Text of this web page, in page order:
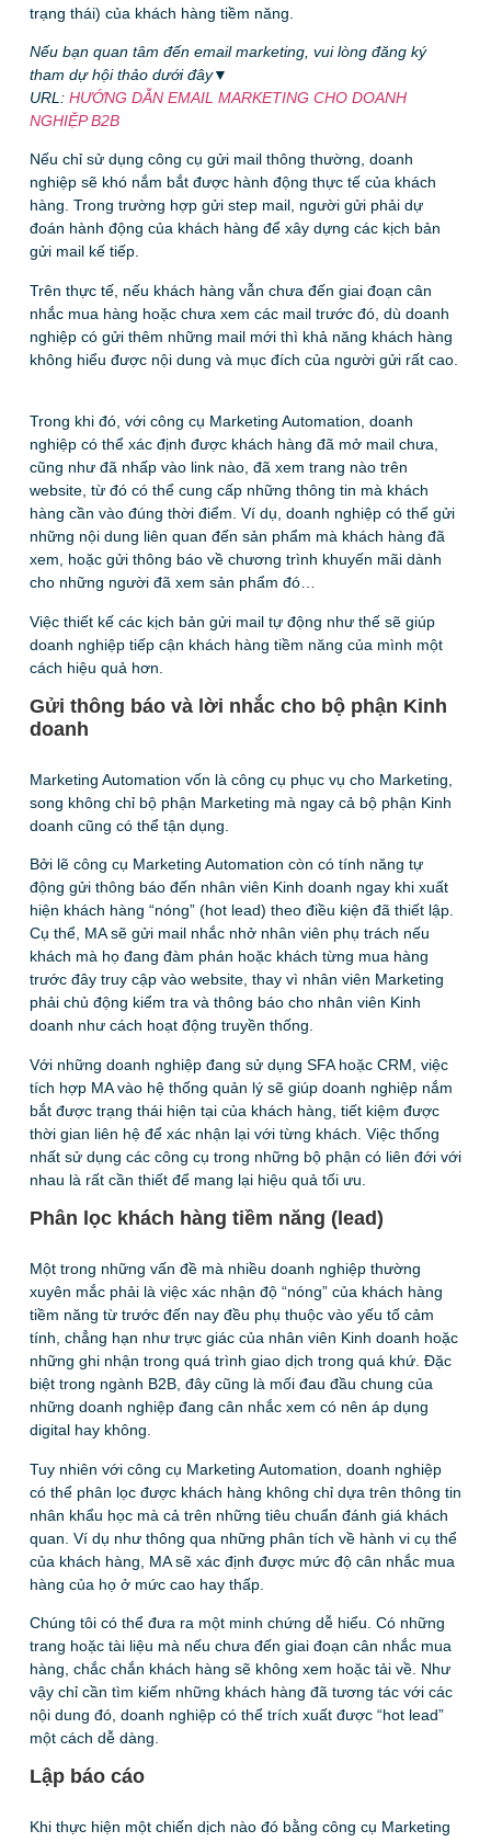
trạng thái) của khách hàng tiềm năng.
Nếu bạn quan tâm đến email marketing, vui lòng đăng ký
tham dự hội thảo dưới đây▼
URL: HƯỚNG DẪN EMAIL MARKETING CHO DOANH
NGHIỆP B2B
Nếu chỉ sử dụng công cụ gửi mail thông thường, doanh
nghiệp sẽ khó nắm bắt được hành động thực tế của khách
hàng. Trong trường hợp gửi step mail, người gửi phải dự
đoán hành động của khách hàng để xây dựng các kịch bản
gửi mail kế tiếp.
Trên thực tế, nếu khách hàng vẫn chưa đến giai đoạn cân
nhắc mua hàng hoặc chưa xem các mail trước đó, dù doanh
nghiệp có gửi thêm những mail mới thì khả năng khách hàng
không hiểu được nội dung và mục đích của người gửi rất cao.
Trong khi đó, với công cụ Marketing Automation, doanh
nghiệp có thể xác định được khách hàng đã mở mail chưa,
cũng như đã nhấp vào link nào, đã xem trang nào trên
website, từ đó có thể cung cấp những thông tin mà khách
hàng cần vào đúng thời điểm. Ví dụ, doanh nghiệp có thể gửi
những nội dung liên quan đến sản phẩm mà khách hàng đã
xem, hoặc gửi thông báo về chương trình khuyến mãi dành
cho những người đã xem sản phẩm đó…
Việc thiết kế các kịch bản gửi mail tự động như thế sẽ giúp
doanh nghiệp tiếp cận khách hàng tiềm năng của mình một
cách hiệu quả hơn.
Gửi thông báo và lời nhắc cho bộ phận Kinh
doanh
Marketing Automation vốn là công cụ phục vụ cho Marketing,
song không chỉ bộ phận Marketing mà ngay cả bộ phận Kinh
doanh cũng có thể tận dụng.
Bởi lẽ công cụ Marketing Automation còn có tính năng tự
động gửi thông báo đến nhân viên Kinh doanh ngay khi xuất
hiện khách hàng “nóng” (hot lead) theo điều kiện đã thiết lập.
Cụ thể, MA sẽ gửi mail nhắc nhở nhân viên phụ trách nếu
khách mà họ đang đàm phán hoặc khách từng mua hàng
trước đây truy cập vào website, thay vì nhân viên Marketing
phải chủ động kiểm tra và thông báo cho nhân viên Kinh
doanh như cách hoạt động truyền thống.
Với những doanh nghiệp đang sử dụng SFA hoặc CRM, việc
tích hợp MA vào hệ thống quản lý sẽ giúp doanh nghiệp nắm
bắt được trạng thái hiện tại của khách hàng, tiết kiệm được
thời gian liên hệ để xác nhận lại với từng khách. Việc thống
nhất sử dụng các công cụ trong những bộ phận có liên đới với
nhau là rất cần thiết để mang lại hiệu quả tối ưu.
Phân lọc khách hàng tiềm năng (lead)
Một trong những vấn đề mà nhiều doanh nghiệp thường
xuyên mắc phải là việc xác nhận độ “nóng” của khách hàng
tiềm năng từ trước đến nay đều phụ thuộc vào yếu tố cảm
tính, chẳng hạn như trực giác của nhân viên Kinh doanh hoặc
những ghi nhận trong quá trình giao dịch trong quá khứ. Đặc
biệt trong ngành B2B, đây cũng là mối đau đầu chung của
những doanh nghiệp đang cân nhắc xem có nên áp dụng
digital hay không.
Tuy nhiên với công cụ Marketing Automation, doanh nghiệp
có thể phân lọc được khách hàng không chỉ dựa trên thông tin
nhân khẩu học mà cả trên những tiêu chuẩn đánh giá khách
quan. Ví dụ như thông qua những phân tích về hành vi cụ thể
của khách hàng, MA sẽ xác định được mức độ cân nhắc mua
hàng của họ ở mức cao hay thấp.
Chúng tôi có thể đưa ra một minh chứng dễ hiểu. Có những
trang hoặc tài liệu mà nếu chưa đến giai đoạn cân nhắc mua
hàng, chắc chắn khách hàng sẽ không xem hoặc tải về. Như
vậy chỉ cần tìm kiếm những khách hàng đã tương tác với các
nội dung đó, doanh nghiệp có thể trích xuất được “hot lead”
một cách dễ dàng.
Lập báo cáo
Khi thực hiện một chiến dịch nào đó bằng công cụ Marketing